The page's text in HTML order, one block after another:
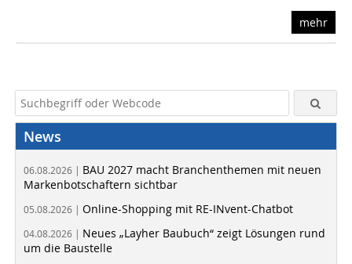
mehr
News
06.08.2026 | BAU 2027 macht Branchenthemen mit neuen
Markenbotschaftern sichtbar
05.08.2026 | Online-Shopping mit RE-INvent-Chatbot
04.08.2026 | Neues „Layher Baubuch“ zeigt Lösungen rund
um die Baustelle